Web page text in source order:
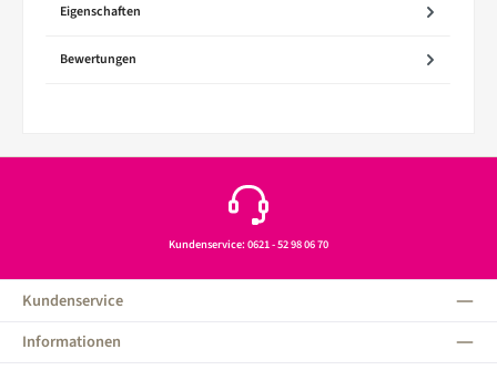
Eigenschaften
Bewertungen
Kundenservice: 0621 - 52 98 06 70
Kundenservice
Informationen